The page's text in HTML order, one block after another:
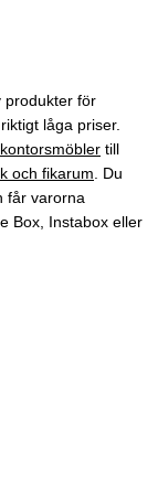
produkter för
låga priser.
kontorsmöbler till
och fikarum . Du
får varorna
Box, Instabox eller